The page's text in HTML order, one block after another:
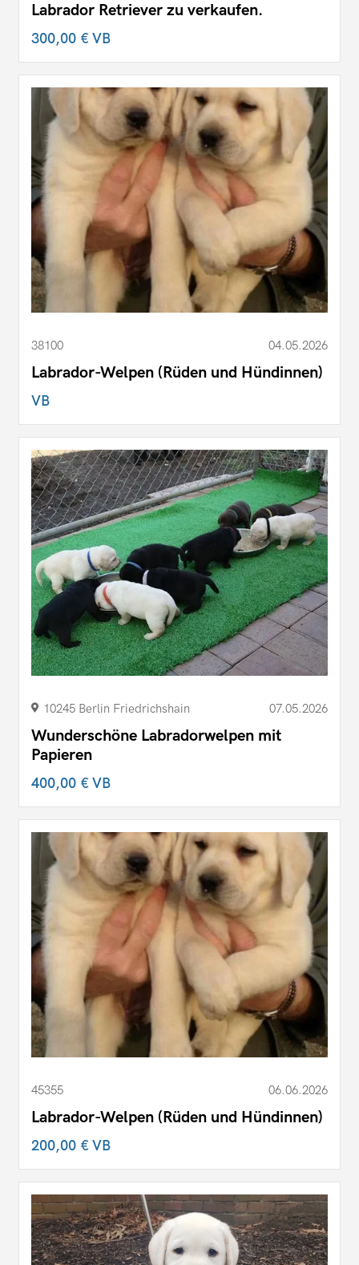
Labrador Retriever zu verkaufen.
300,00 €VB
38100 04.05.2026
Labrador-Welpen (Rüden und Hündinnen)
VB
10245 Berlin Friedrichshain 07.05.2026
Wunderschöne Labradorwelpen mit
Papieren
400,00 €VB
45355 06.06.2026
Labrador-Welpen (Rüden und Hündinnen)
200,00 €VB